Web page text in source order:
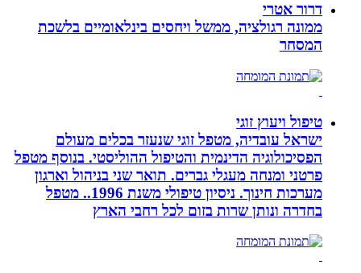
דרור אטרי
ממונה רגולציה, ממשל ויחסים בינלאומיים בלשכת
המסחר
טיפול ויעוץ זוגי
ישראל עובדיה, מטפל זוגי שנעזר בכלים מעולם
הפסיכולוגיה הדינמית והטיפול ההוליסטי. בנוסף מטפל
פרטני ומנחה מעגלי גברים. תואר שני בניהול וארגון
מערכות חינוך. ניסיון טיפולי משנת 1996.. מטפל
בחדרה ונותן שרות בזום לכל רחבי הארץ